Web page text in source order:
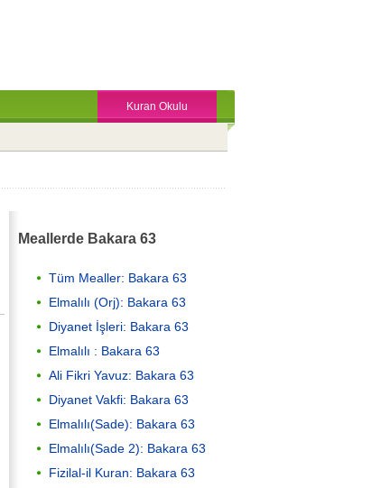
Kuran Okulu
Meallerde Bakara 63
Tüm Mealler: Bakara 63
Elmalılı (Orj): Bakara 63
Diyanet İşleri: Bakara 63
Elmalılı : Bakara 63
Ali Fikri Yavuz: Bakara 63
Diyanet Vakfi: Bakara 63
Elmalılı(Sade): Bakara 63
Elmalılı(Sade 2): Bakara 63
Fizilal-il Kuran: Bakara 63